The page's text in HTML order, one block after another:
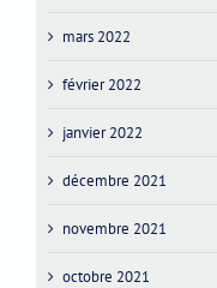
mars 2022
février 2022
janvier 2022
décembre 2021
novembre 2021
octobre 2021